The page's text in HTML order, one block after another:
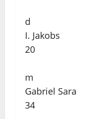
d
I. Jakobs
20
m
Gabriel Sara
34